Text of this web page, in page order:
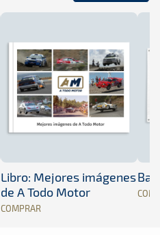
Libro: Mejores imágenes
de A Todo Motor
COMPRAR